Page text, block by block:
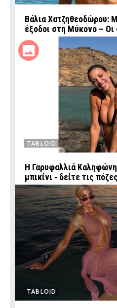
Βάλια Χατζηθεοδώρου:
έξοδοι στη Μύκονο –
TABLOID
Η Γαρυφαλλιά
μπικίνι ‑ δείτε τις
TABLOID